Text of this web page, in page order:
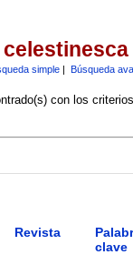
simple| Búsqueda
con los
Revista
clave